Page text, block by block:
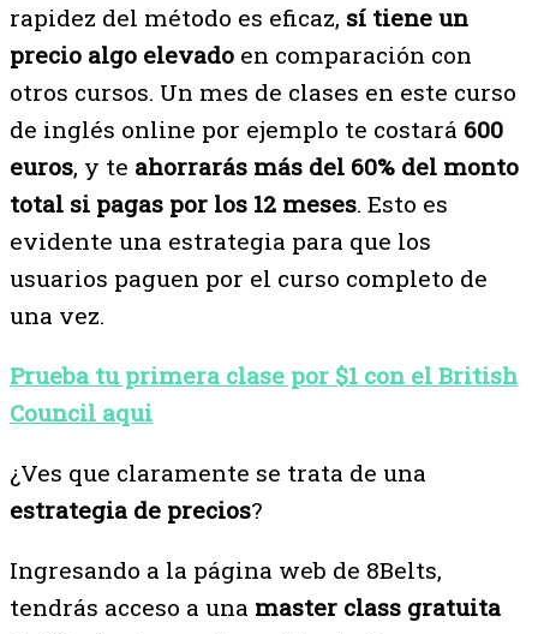
rapidez del método es eficaz, sí tiene un
precio algo elevado en comparación con
otros cursos. Un mes de clases en este curso
de inglés online por ejemplo te costará 600
euros, y te ahorrarás más del 60% del monto
total si pagas por los 12 meses. Esto es
evidente una estrategia para que los
usuarios paguen por el curso completo de
una vez.
Prueba tu primera clase por $1 con el British
Council aqui
¿Ves que claramente se trata de una
estrategia de precios?
Ingresando a la página web de 8Belts,
tendrás acceso a una master class gratuita